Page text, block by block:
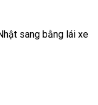
sang bằng lái xe